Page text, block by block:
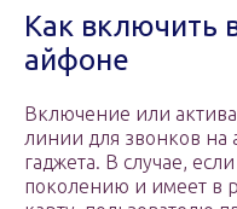
Как включить
айфоне
Включение или
линии для звонков на
гаджета. В случае,
поколению и имеет в